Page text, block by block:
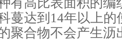
有高比表面积的编
蔓达到14年以上
聚合物不会产生沥